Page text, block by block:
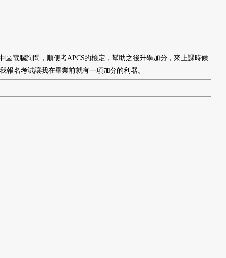
電腦詢問，順便考APCS的檢定，幫助之後升學加分，來上課時候
名考試讓我在畢業前就有一項加分的利器。